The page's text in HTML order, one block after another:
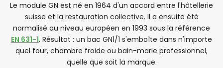
Le module GN est né en 1964 d'un accord entre l'hôtellerie
suisse et la restauration collective. Il a ensuite été
normalisé au niveau européen en 1993 sous la référence
EN 631-1. Résultat : un bac GN1/1 s'emboîte dans n'importe
quel four, chambre froide ou bain-marie professionnel,
quelle que soit la marque.